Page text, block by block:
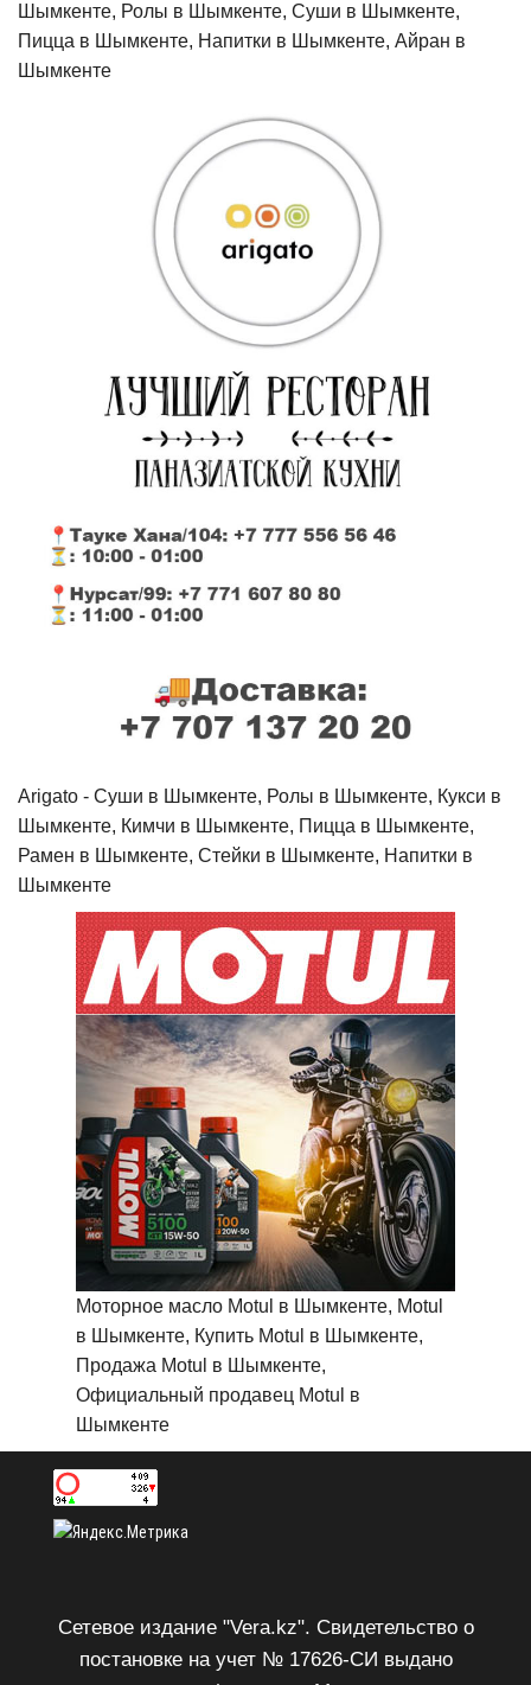
Шымкенте, Ролы в Шымкенте, Суши в Шымкенте,
Пицца в Шымкенте, Напитки в Шымкенте, Айран в
Шымкенте
Arigato - Cуши в Шымкенте, Ролы в Шымкенте, Кукси в
Шымкенте, Кимчи в Шымкенте, Пицца в Шымкенте,
Рамен в Шымкенте, Стейки в Шымкенте, Напитки в
Шымкенте
Моторное масло Motul в Шымкенте, Motul
в Шымкенте, Купить Motul в Шымкенте,
Продажа Motul в Шымкенте,
Официальный продавец Motul в
Шымкенте
Сетевое издание "Vera.kz". Свидетельство о
постановке на учет № 17626-СИ выдано